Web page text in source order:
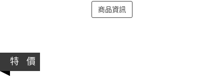
商品資訊
特 價